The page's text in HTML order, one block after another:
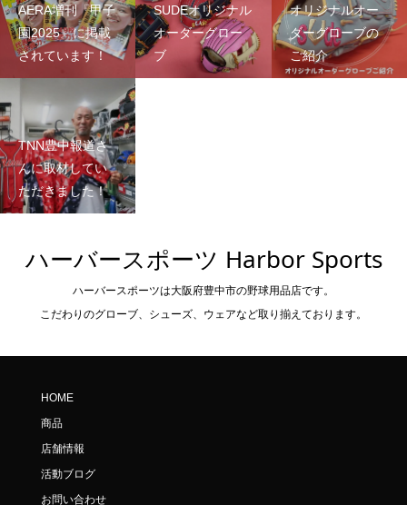
AERA増刊『甲子
園2025』に掲載
されています！
SUDEオリジナル
オーダーグロー
ブ
オリジナルオー
ダーグローブの
ご紹介
TNN豊中報道さ
んに取材してい
ただきました！
ハーバースポーツ Harbor Sports
ハーバースポーツは大阪府豊中市の野球用品店です。
こだわりのグローブ、シューズ、ウェアなど取り揃えております。
HOME
商品
店舗情報
活動ブログ
お問い合わせ